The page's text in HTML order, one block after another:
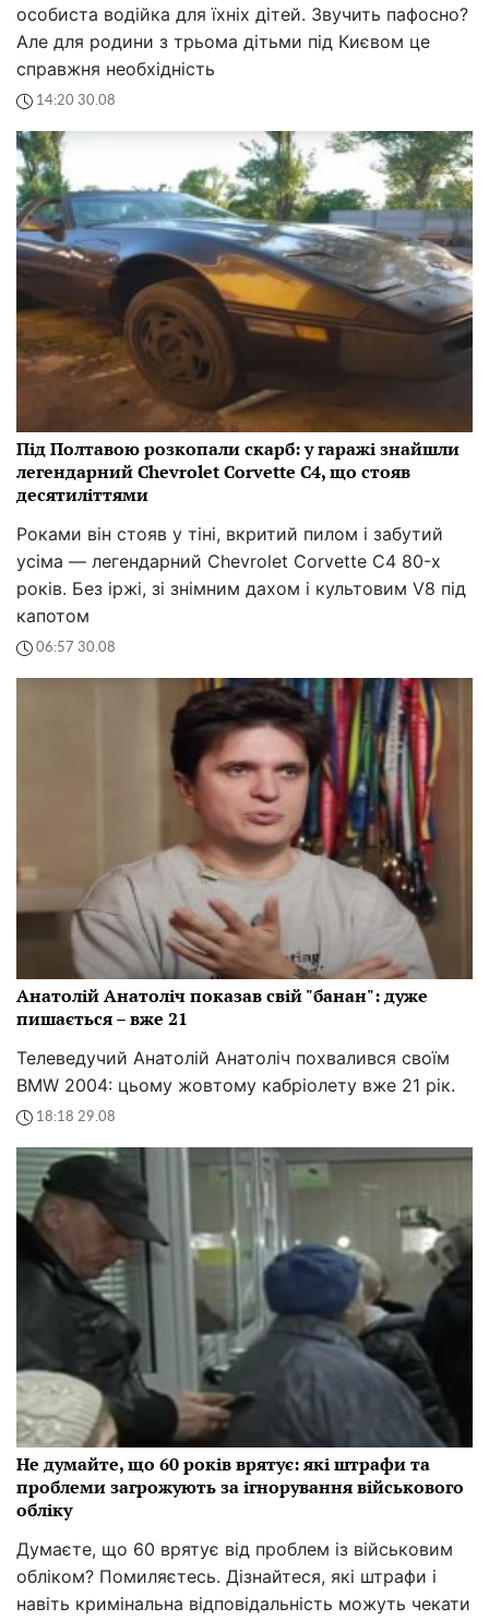
особиста водійка для їхніх дітей. Звучить пафосно?
Але для родини з трьома дітьми під Києвом це
справжня необхідність
14:20 30.08
Під Полтавою розкопали скарб: у гаражі знайшли
легендарний Chevrolet Corvette C4, що стояв
десятиліттями
Роками він стояв у тіні, вкритий пилом і забутий
усіма — легендарний Chevrolet Corvette C4 80-х
років. Без іржі, зі знімним дахом і культовим V8 під
капотом
06:57 30.08
Анатолій Анатоліч показав свій "банан": дуже
пишається – вже 21
Телеведучий Анатолій Анатоліч похвалився своїм
BMW 2004: цьому жовтому кабріолету вже 21 рік.
18:18 29.08
Не думайте, що 60 років врятує: які штрафи та
проблеми загрожують за ігнорування військового
обліку
Думаєте, що 60 врятує від проблем із військовим
обліком? Помиляєтесь. Дізнайтеся, які штрафи і
навіть кримінальна відповідальність можуть чекати